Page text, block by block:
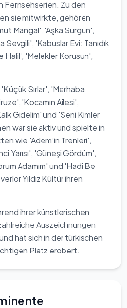
Fernsehserien. Zu den
sie mitwirkte, gehören
Mangal', 'Aşka Sürgün',
Sevgili', 'Kabuslar Evi: Tanıdık
Halil', 'Melekler Korusun',
Sırlar', 'Merhaba
'Kocamın Ailesi',
Gidelim' und 'Seni Kimler
war sie aktiv und spielte in
wie 'Adem’in Trenleri',
Yarısı', 'Güneşi Gördüm',
Adamım' und 'Hadi Be
Yıldız Kültür ihren
ihrer künstlerischen
Auszeichnungen
hat sich in der türkischen
Platz erobert.